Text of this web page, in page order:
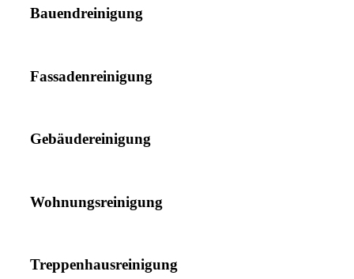
Bauendreinigung
Fassadenreinigung
Gebäudereinigung
Wohnungsreinigung
Treppenhausreinigung